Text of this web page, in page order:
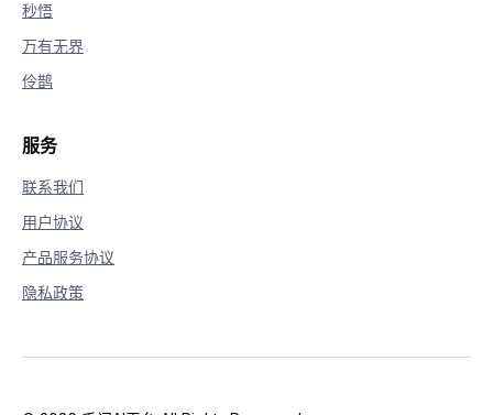
秒悟
万有无界
伶鹊
服务
联系我们
用户协议
产品服务协议
隐私政策